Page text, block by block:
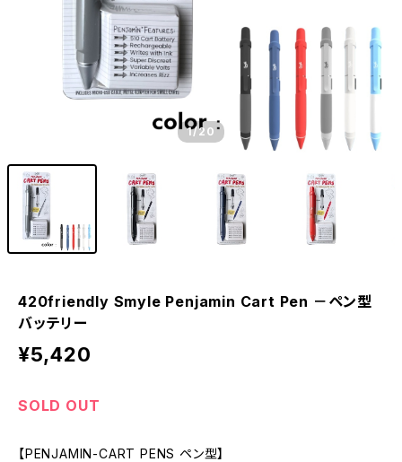
1/20
420friendly Smyle Penjamin Cart Pen －ペン型
バッテリー
¥5,420
SOLD OUT
【PENJAMIN-CART PENS ペン型】